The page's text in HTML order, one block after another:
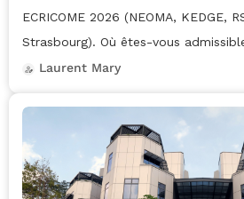
ECRICOME 2026 (NEOMA, KEDGE,
Strasbourg). Où êtes-vous
Laurent Mary